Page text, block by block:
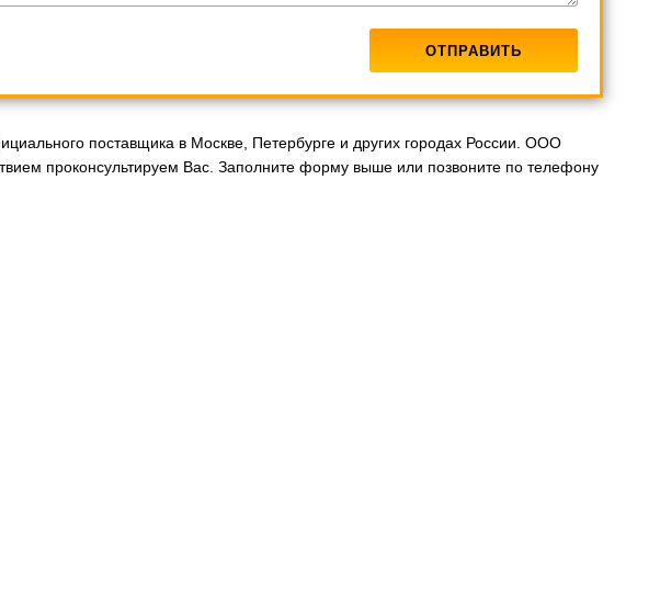
поставщика в Москве, Петербурге и других городах России. ООО
проконсультируем Вас. Заполните форму выше или позвоните по телефону